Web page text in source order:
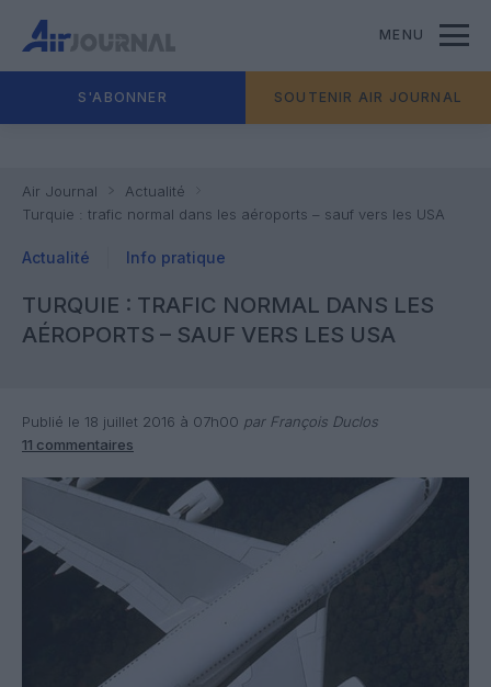
MENU
S'ABONNER SOUTENIR AIR JOURNAL
Air Journal
Actualité
Turquie : trafic normal dans les aéroports – sauf vers les USA
Actualité Info pratique
TURQUIE : TRAFIC NORMAL DANS LES
AÉROPORTS – SAUF VERS LES USA
Publié le 18 juillet 2016 à 07h00 par François Duclos
11 commentaires